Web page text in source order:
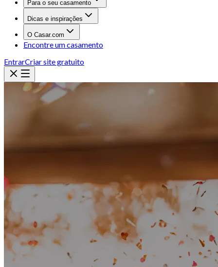
Para o seu casamento
Dicas e inspirações
O Casar.com
Encontre um casamento
EntrarCriar site gratuito